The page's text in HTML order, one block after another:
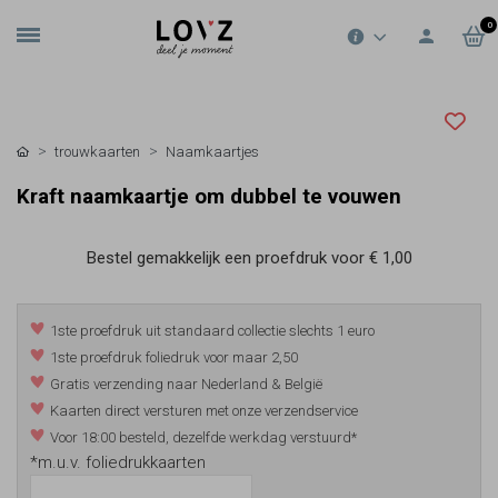
0
trouwkaarten Naamkaartjes
Kraft naamkaartje om dubbel te vouwen
Bestel gemakkelijk een proefdruk voor € 1,00
1ste proefdruk uit standaard collectie slechts 1 euro
1ste proefdruk foliedruk voor maar 2,50
Gratis verzending naar Nederland & België
Kaarten direct versturen met onze verzendservice
Voor 18:00 besteld, dezelfde werkdag verstuurd*
*m.u.v. foliedrukkaarten